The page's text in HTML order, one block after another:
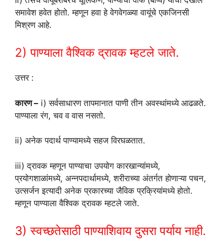
समावेश हवेत होतो. म्हणून हवा हे वेगवेगळ्या वायूंचे एकजिनसी
मिश्रण आहे.
2) पाण्याला वैश्विक द्रावक म्हटले जाते.
उत्तर :
कारण – i) सर्वसाधारण तापमानात पाणी तीन अवस्थांमध्ये आढळते.
पाण्याला रंग, चव व वास नसतो.
ii) अनेक पदार्थ पाण्यामध्ये सहज विरघळतात.
iii) द्रावक म्हणून पाण्याचा उपयोग कारखान्यांमध्ये,
प्रयोगशाळांमध्ये, अन्नपदार्थामध्ये, शरीराच्या अंतर्गत होणाऱ्या पचन,
उत्सर्जन इत्यादी अनेक प्रकारच्या जैविक प्रक्रियांमध्ये होतो.
म्हणून पाण्याला वैश्विक द्रावक म्हटले जाते.
3) स्वच्छतेसाठी पाण्याशिवाय दुसरा पर्याय नाही.